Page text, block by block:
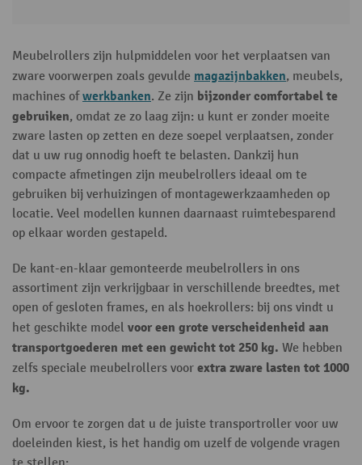
Meubelrollers zijn hulpmiddelen voor het verplaatsen van
zware voorwerpen zoals gevulde magazijnbakken, meubels,
machines ofwerkbanken. Ze zijn bijzonder comfortabel te
gebruiken, omdat ze zo laag zijn: u kunt er zonder moeite
zware lasten op zetten en deze soepel verplaatsen, zonder
dat u uw rug onnodig hoeft te belasten. Dankzij hun
compacte afmetingen zijn meubelrollers ideaal om te
gebruiken bij verhuizingen of montagewerkzaamheden op
locatie. Veel modellen kunnen daarnaast ruimtebesparend
op elkaar worden gestapeld.
De kant-en-klaar gemonteerde meubelrollers in ons
assortiment zijn verkrijgbaar in verschillende breedtes, met
open of gesloten frames, en als hoekrollers: bij ons vindt u
het geschikte model voor een grote verscheidenheid aan
transportgoederen met een gewicht tot 250 kg. We hebben
zelfs speciale meubelrollers voor extra zware lasten tot 1000
kg.
Om ervoor te zorgen dat u de juiste transportroller voor uw
doeleinden kiest, is het handig om uzelf de volgende vragen